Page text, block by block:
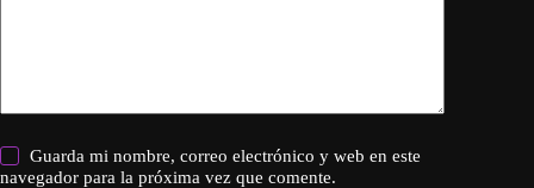
Guarda mi nombre, correo electrónico y web en este
navegador para la próxima vez que comente.